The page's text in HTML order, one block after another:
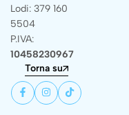
Lodi: 379 160
5504
P.IVA:
10458230967
Torna su